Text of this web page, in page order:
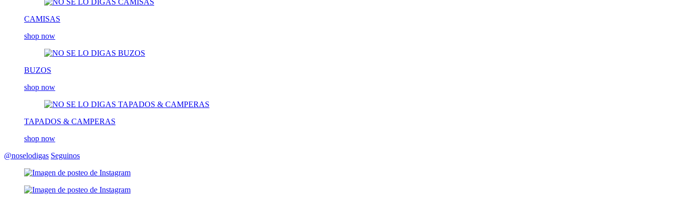
CAMISAS
shop now
BUZOS
shop now
TAPADOS & CAMPERAS
shop now
@noselodigas Seguinos